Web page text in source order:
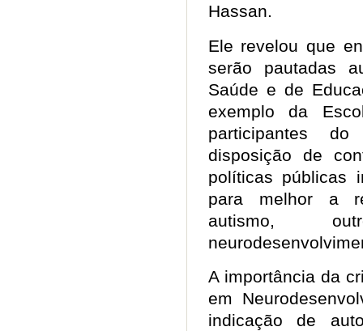
Hassan.
Ele revelou que
serão pautadas
Saúde e de
exemplo da
participantes
disposição de
políticas públicas
para melhor a
autismo,
A importância da
em
indicação de